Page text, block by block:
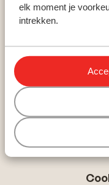
elk moment je
intrekken.